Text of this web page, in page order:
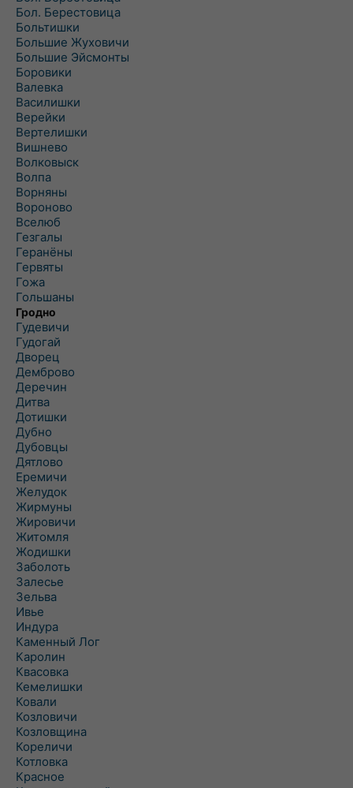
Бол. Берестовица
Больтишки
Большие Жуховичи
Большие Эйсмонты
Боровики
Валевка
Василишки
Верейки
Вертелишки
Вишнево
Волковыск
Волпа
Ворняны
Вороново
Вселюб
Гезгалы
Геранёны
Гервяты
Гожа
Гольшаны
Гродно
Гудевичи
Гудогай
Дворец
Демброво
Деречин
Дитва
Дотишки
Дубно
Дубовцы
Дятлово
Еремичи
Желудок
Жирмуны
Жировичи
Житомля
Жодишки
Заболоть
Залесье
Зельва
Ивье
Индура
Каменный Лог
Каролин
Квасовка
Кемелишки
Ковали
Козловичи
Козловщина
Кореличи
Котловка
Красное